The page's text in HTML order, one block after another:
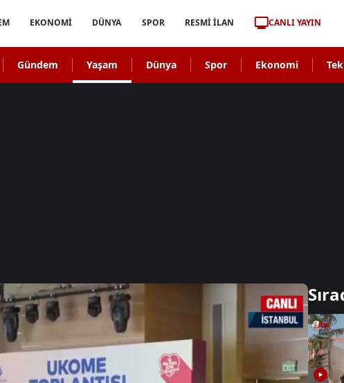
EKONOMİ DÜNYA SPOR RESMİ İLAN CANLI YAYIN
Gündem Yaşam Dünya Spor Ekonomi